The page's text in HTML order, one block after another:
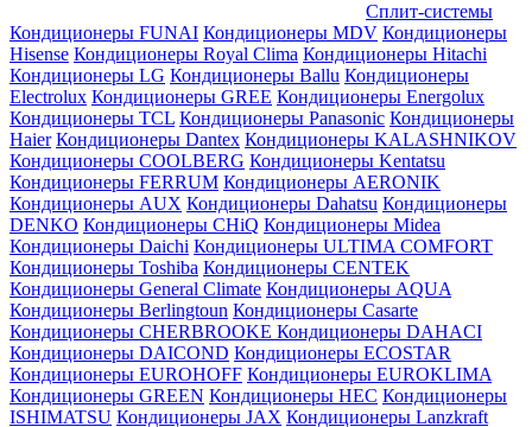
Сплит-системы
Кондиционеры FUNAI Кондиционеры MDV Кондиционеры
Hisense Кондиционеры Royal Clima Кондиционеры Hitachi
Кондиционеры LG Кондиционеры Ballu Кондиционеры
Electrolux Кондиционеры GREE Кондиционеры Energolux
Кондиционеры TCL Кондиционеры Panasonic Кондиционеры
Haier Кондиционеры Dantex Кондиционеры KALASHNIKOV
Кондиционеры СOOLBERG Кондиционеры Kentatsu
Кондиционеры FERRUM Кондиционеры AERONIK
Кондиционеры AUX Кондиционеры Dahatsu Кондиционеры
DENKO Кондиционеры CHiQ Кондиционеры Midea
Кондиционеры Daichi Кондиционеры ULTIMA COMFORT
Кондиционеры Toshiba Кондиционеры CENTEK
Кондиционеры General Climate Кондиционеры AQUA
Кондиционеры Berlingtoun Кондиционеры Casarte
Кондиционеры CHERBROOKE Кондиционеры DAHACI
Кондиционеры DAICOND Кондиционеры ECOSTAR
Кондиционеры EUROHOFF Кондиционеры EUROKLIMA
Кондиционеры GREEN Кондиционеры HEC Кондиционеры
ISHIMATSU Кондиционеры JAX Кондиционеры Lanzkraft